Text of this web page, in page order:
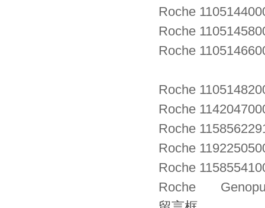
Roche
Roche
Roche
Roche
Roche
Roche
Roche
Roche
Roche